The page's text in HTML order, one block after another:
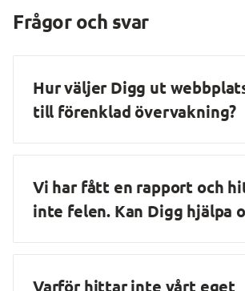
Frågor och svar
Hur väljer Digg ut
till förenklad övervakning?
Vi har fått en rapport och
inte felen. Kan Digg hjälpa
Varför hittar inte vårt eget